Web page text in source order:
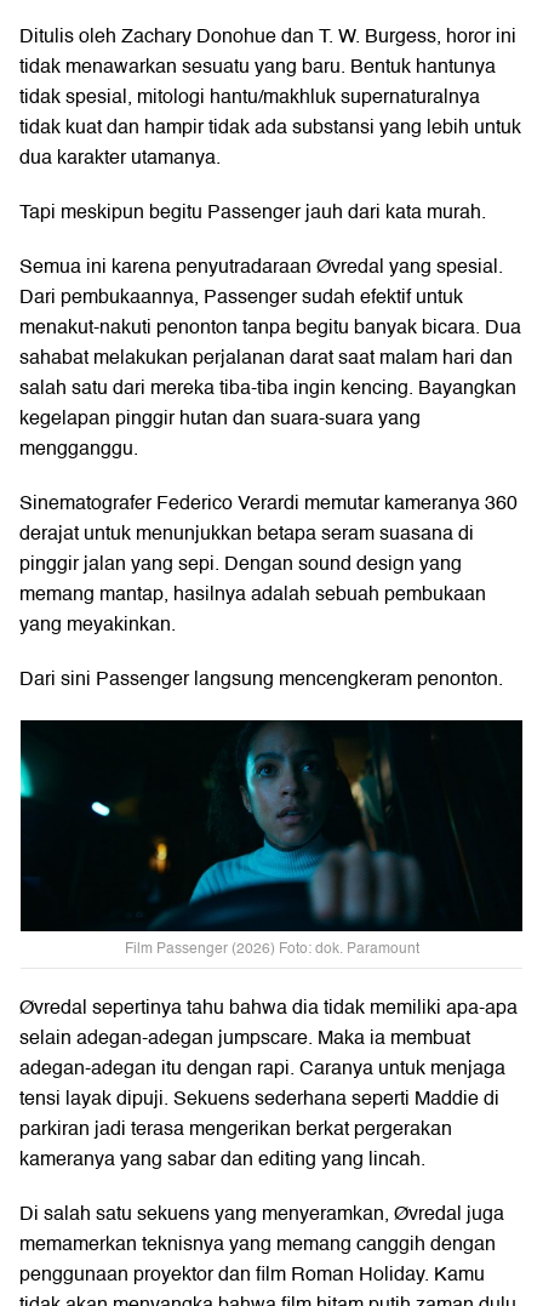
Ditulis oleh Zachary Donohue dan T. W. Burgess, horor ini
tidak menawarkan sesuatu yang baru. Bentuk hantunya
tidak spesial, mitologi hantu/makhluk supernaturalnya
tidak kuat dan hampir tidak ada substansi yang lebih untuk
dua karakter utamanya.
Tapi meskipun begitu Passenger jauh dari kata murah.
Semua ini karena penyutradaraan Øvredal yang spesial.
Dari pembukaannya, Passenger sudah efektif untuk
menakut-nakuti penonton tanpa begitu banyak bicara. Dua
sahabat melakukan perjalanan darat saat malam hari dan
salah satu dari mereka tiba-tiba ingin kencing. Bayangkan
kegelapan pinggir hutan dan suara-suara yang
mengganggu.
Sinematografer Federico Verardi memutar kameranya 360
derajat untuk menunjukkan betapa seram suasana di
pinggir jalan yang sepi. Dengan sound design yang
memang mantap, hasilnya adalah sebuah pembukaan
yang meyakinkan.
Dari sini Passenger langsung mencengkeram penonton.
Film Passenger (2026) Foto: dok. Paramount
Øvredal sepertinya tahu bahwa dia tidak memiliki apa-apa
selain adegan-adegan jumpscare. Maka ia membuat
adegan-adegan itu dengan rapi. Caranya untuk menjaga
tensi layak dipuji. Sekuens sederhana seperti Maddie di
parkiran jadi terasa mengerikan berkat pergerakan
kameranya yang sabar dan editing yang lincah.
Di salah satu sekuens yang menyeramkan, Øvredal juga
memamerkan teknisnya yang memang canggih dengan
penggunaan proyektor dan film Roman Holiday. Kamu